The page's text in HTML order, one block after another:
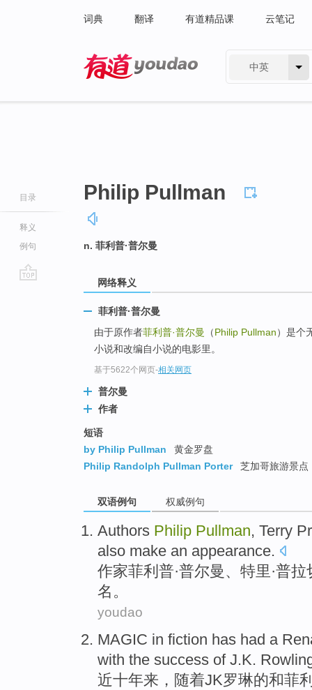
词典 翻译 有道精品课 云笔记
中英
目录
释义
例句
Philip Pullman
n. 菲利普·普尔曼
网络释义
菲利普·普尔曼
由于原作者菲利普·普尔曼 （Philip Pullman）是个
小说和改编自小说的电影里。
基于5622个网页-相关网页
普尔曼
作者
短语
by Philip Pullman
黄金罗盘
Philip Randolph Pullman Porter
芝加哥旅游景点
双语例句 权威例句
Authors Philip Pullman, Terry
also make an appearance.
作家菲利普·普尔曼 、特里·普拉
名。
youdao
MAGIC in fiction has had a
with the success of J.K.
近十年来 ， 随着JK罗琳的和菲